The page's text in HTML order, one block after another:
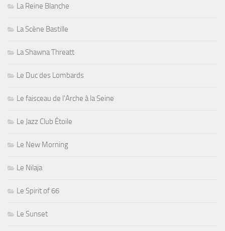
La Reine Blanche
La Scène Bastille
La Shawna Threatt
Le Duc des Lombards
Le faisceau de l'Arche à la Seine
Le Jazz Club Étoile
Le New Morning
Le Nilaja
Le Spirit of 66
Le Sunset